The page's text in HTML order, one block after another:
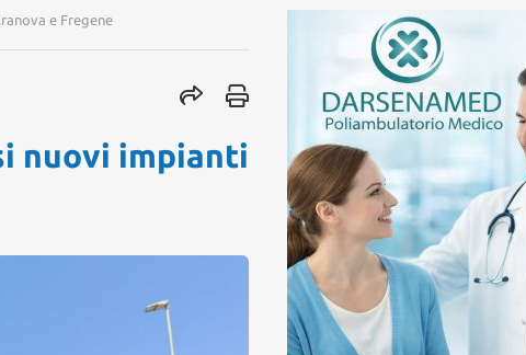
e Fregene
nuovi impianti